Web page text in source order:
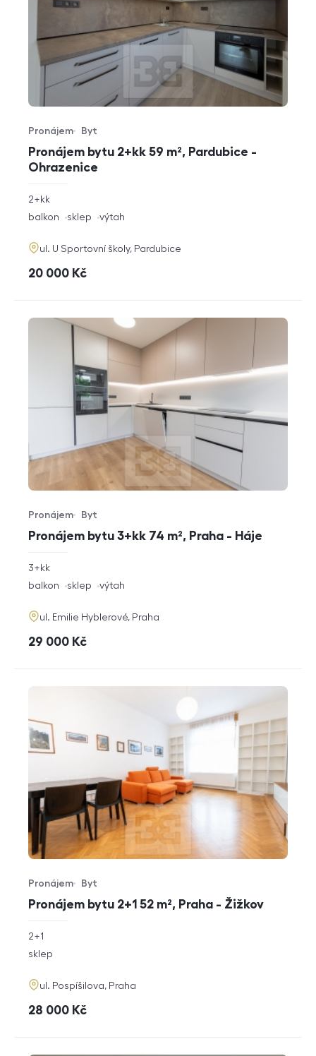
Pronájem bytu 2+kk 59 m², Pardubice -
Ohrazenice
Typ nabídky
Pronájem
Typ nemovitosti
Byt
rozměry
dispozice
2+kk
funkce
balkon sklep výtah
adresa
ul. U Sportovní školy, Pardubice
cena
20 000 Kč
Pronájem bytu 3+kk 74 m², Praha - Háje
Typ nabídky
Pronájem
Typ nemovitosti
Byt
rozměry
3+kk
funkce
balkon sklep výtah
adresa
ul. Emilie Hyblerové, Praha
cena
29 000 Kč
Pronájem bytu 2+1 52 m², Praha - Žižkov
Typ nabídky
Pronájem
Typ nemovitosti
Byt
rozměry
2+1
funkce
sklep
adresa
ul. Pospíšilova, Praha
cena
28 000 Kč